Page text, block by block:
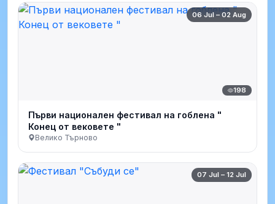
06 Jul – 02 Aug
198
Първи национален фестивал на гоблена "
Конец от вековете "
Велико Търново
07 Jul – 12 Jul